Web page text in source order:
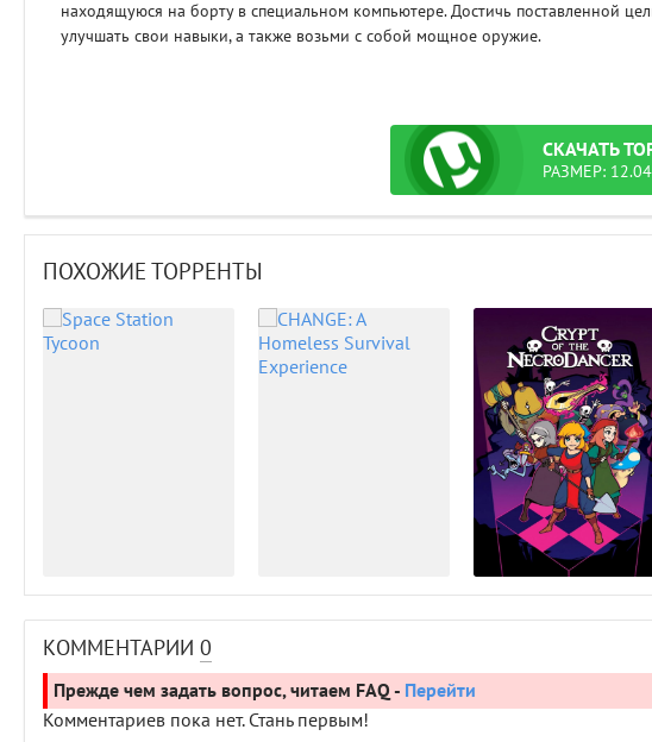
находящуюся на борту в специальном компьютере. Достичь поставленной
улучшать свои навыки, а также возьми с собой мощное оружие.
СКАЧАТЬ
РАЗМЕР:
ПОХОЖИЕ ТОРРЕНТЫ
КОММЕНТАРИИ0
Прежде чем задать вопрос, читаем FAQ - Перейти
Комментариев пока нет. Стань первым!